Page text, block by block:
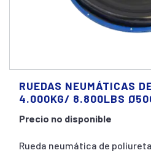
RUEDAS NEUMÁTICAS
4.000KG/ 8.800LBS
Precio no disponible
Rueda neumática de